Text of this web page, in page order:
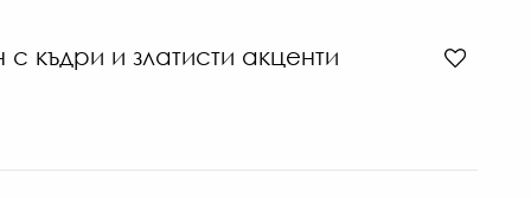
къдри и златисти акценти